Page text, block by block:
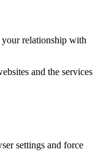
your relationship with
and the services
settings and force